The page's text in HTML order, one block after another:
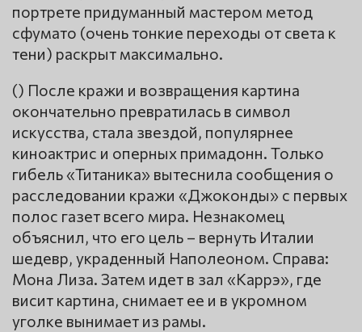
портрете придуманный мастером метод
сфумато (очень тонкие переходы от света к
тени) раскрыт максимально.
() После кражи и возвращения картина
окончательно превратилась в символ
искусства, стала звездой, популярнее
киноактрис и оперных примадонн. Только
гибель «Титаника» вытеснила сообщения о
расследовании кражи «Джоконды» с первых
полос газет всего мира. Незнакомец
объяснил, что его цель – вернуть Италии
шедевр, украденный Наполеоном. Справа:
Мона Лиза. Затем идет в зал «Каррэ», где
висит картина, снимает ее и в укромном
уголке вынимает из рамы.